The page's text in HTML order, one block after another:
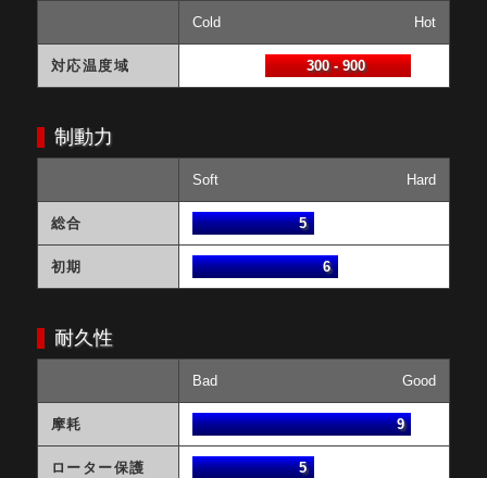
Cold Hot
対応温度域 300 - 900
制動力
Soft Hard
総合 5
初期 6
耐久性
Bad Good
摩耗 9
ローター保護 5